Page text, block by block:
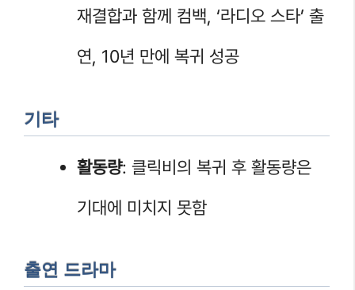
재결합과 함께 컴백, ‘라디오 스타’ 출
연, 10년 만에 복귀 성공
기타
활동량: 클릭비의 복귀 후 활동량은
기대에 미치지 못함
출연 드라마